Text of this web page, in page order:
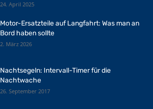
24. April 2025
Motor-Ersatzteile auf Langfahrt: Was man an
Bord haben sollte
2. März 2026
Nachtsegeln: Intervall-Timer für die
Nachtwache
26. September 2017